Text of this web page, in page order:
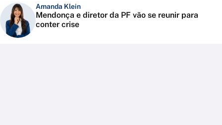
Amanda Klein
Mendonça e diretor da PF vão se reunir para
conter crise